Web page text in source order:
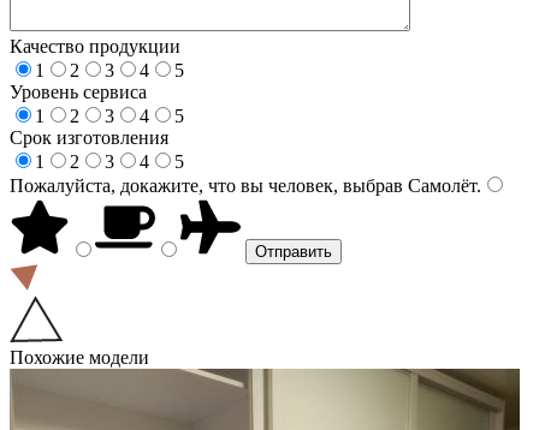
Качество продукции
1
2 3 4
5
Уровень сервиса
1
2 3 4
5
Срок изготовления
1
2 3 4
5
Пожалуйста, докажите, что вы человек, выбрав Самолёт.
Похожие модели